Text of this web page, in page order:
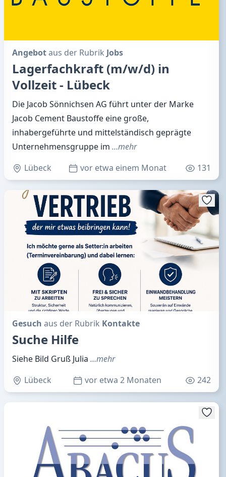
Angebotaus der Rubrik Jobs
Lagerfachkraft (m/w/d) in
Vollzeit - Lübeck
Die Jacob Sönnichsen AG führt unter der Marke
Jacob Cement Baustoffe eine große,
inhabergeführte und mittelständisch geprägte
Unternehmensgruppe im …mehr
Lübeck
vor etwa einem Monat 131
Gesuch aus der Rubrik Kontakte
Suche Hilfe
Siehe Bild Gruß Julia …mehr
Lübeck
vor etwa 2 Monaten 242